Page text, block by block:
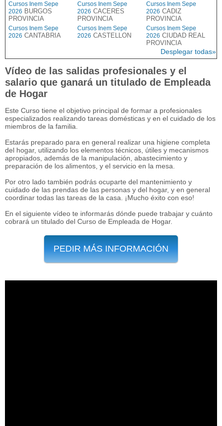
Cursos Inem Sepe
2026 BURGOS
PROVINCIA
Cursos Inem Sepe
2026 CACERES
PROVINCIA
Cursos Inem Sepe
2026 CADIZ
PROVINCIA
Cursos Inem Sepe
2026 CANTABRIA
Cursos Inem Sepe
2026 CASTELLON
Cursos Inem Sepe
2026 CIUDAD REAL
PROVINCIA
Desplegar todas»
Vídeo de las salidas profesionales y el
salario que ganará un titulado de Empleada
de Hogar
Este Curso tiene el objetivo principal de formar a profesionales
especializados realizando tareas domésticas y en el cuidado de los
miembros de la familia.
Estarás preparado para en general realizar una higiene completa
del hogar, utilizando los elementos técnicos, útiles y mecanismos
apropiados, además de la manipulación, abastecimiento y
preparación de los alimentos, y el servicio en la mesa.
Por otro lado también podrás ocuparte del mantenimiento y
cuidado de las prendas de las personas y del hogar, y en general
coordinar todas las tareas de la casa. ¡Mucho éxito con eso!
En el siguiente vídeo te informarás dónde puede trabajar y cuánto
cobrará un titulado del Curso de Empleada de Hogar.
PEDIR MÁS INFORMACIÓN